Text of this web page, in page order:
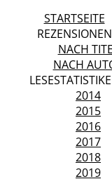
STARTSEITE
REZENSIONEN
NACH
NACH
2014
2015
2016
2017
2018
2019